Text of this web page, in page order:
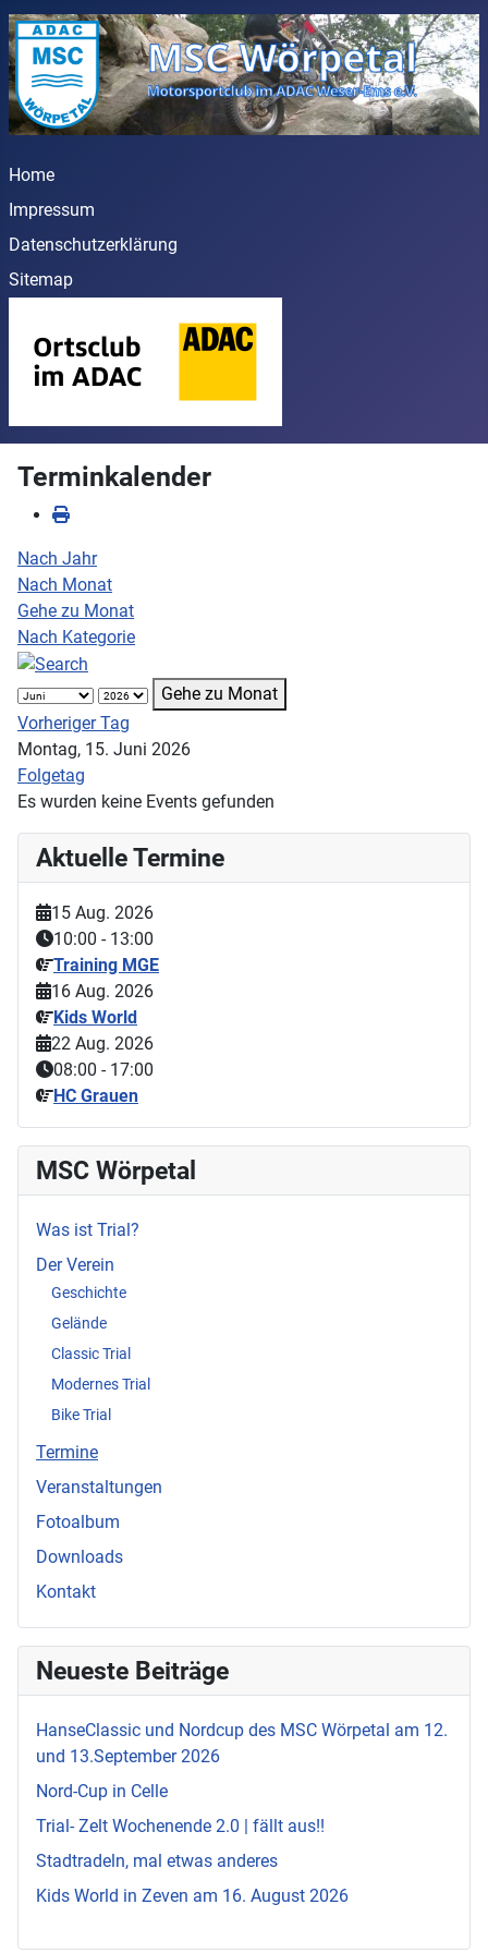
Home
Impressum
Datenschutzerklärung
Sitemap
Terminkalender
Nach Jahr
Nach Monat
Gehe zu Monat
Nach Kategorie
Gehe zu Monat
Vorheriger Tag
Montag, 15. Juni 2026
Folgetag
Es wurden keine Events gefunden
Aktuelle Termine
15 Aug. 2026
10:00 - 13:00
Training MGE
16 Aug. 2026
Kids World
22 Aug. 2026
08:00 - 17:00
HC Grauen
MSC Wörpetal
Was ist Trial?
Der Verein
Geschichte
Gelände
Classic Trial
Modernes Trial
Bike Trial
Termine
Veranstaltungen
Fotoalbum
Downloads
Kontakt
Neueste Beiträge
HanseClassic und Nordcup des MSC Wörpetal am 12.
und 13.September 2026
Nord-Cup in Celle
Trial- Zelt Wochenende 2.0 | fällt aus!!
Stadtradeln, mal etwas anderes
Kids World in Zeven am 16. August 2026